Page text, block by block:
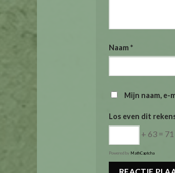
Naam *
Mijn naam, e-
Los even dit
+ 63 = 71
Powered by MathCaptcha